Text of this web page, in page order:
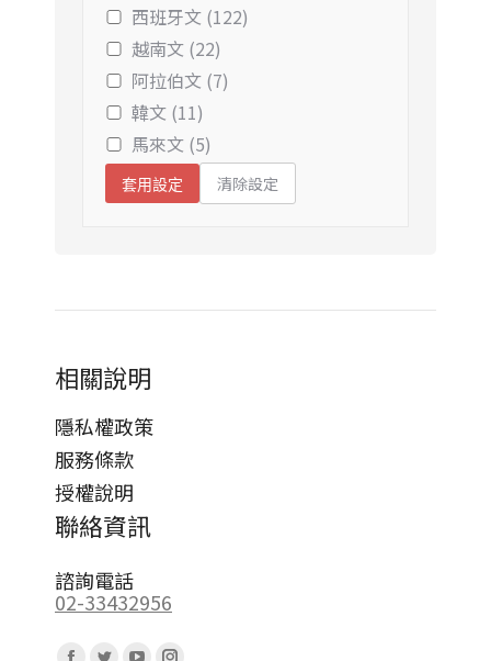
西班牙文 (122)
越南文 (22)
阿拉伯文 (7)
韓文 (11)
馬來文 (5)
套用設定 清除設定
相關說明
隱私權政策
服務條款
授權說明
聯絡資訊
諮詢電話
02-33432956